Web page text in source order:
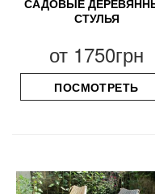
САДОВЫЕ
СТУЛЬЯ
от 1750грн
ПОСМОТРЕТЬ